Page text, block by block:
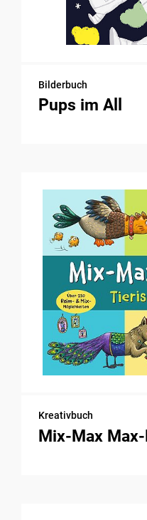
Bilderbuch
Pups im All
Kreativbuch
Mix-Max